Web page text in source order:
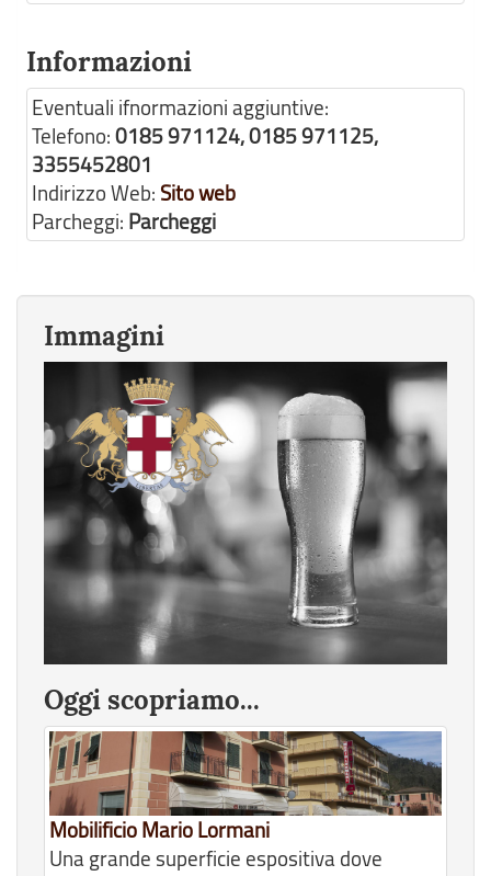
Informazioni
Eventuali ifnormazioni aggiuntive:
Telefono:0185 971124, 0185 971125,
3355452801
Indirizzo Web: Sito web
Parcheggi: Parcheggi
Immagini
Oggi scopriamo...
Mobilificio Mario Lormani
Una grande superficie espositiva dove